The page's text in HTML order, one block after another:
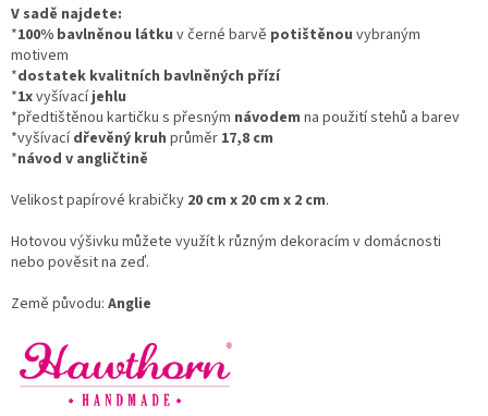
V sadě najdete:
*100% bavlněnou látku v černé barvě potištěnou vybraným
motivem
*dostatek kvalitních bavlněných přízí
*1xvyšívacíjehlu
*předtištěnou kartičku s přesným návodem na použití stehů a barev
*vyšívacídřevěný kruh průměr 17,8 cm
*návod v angličtině
Velikost papírové krabičky 20 cm x 20 cm x 2 cm.
Hotovou výšivku můžete využít k různým dekoracím v domácnosti
nebo pověsit na zeď.
Země původu: Anglie